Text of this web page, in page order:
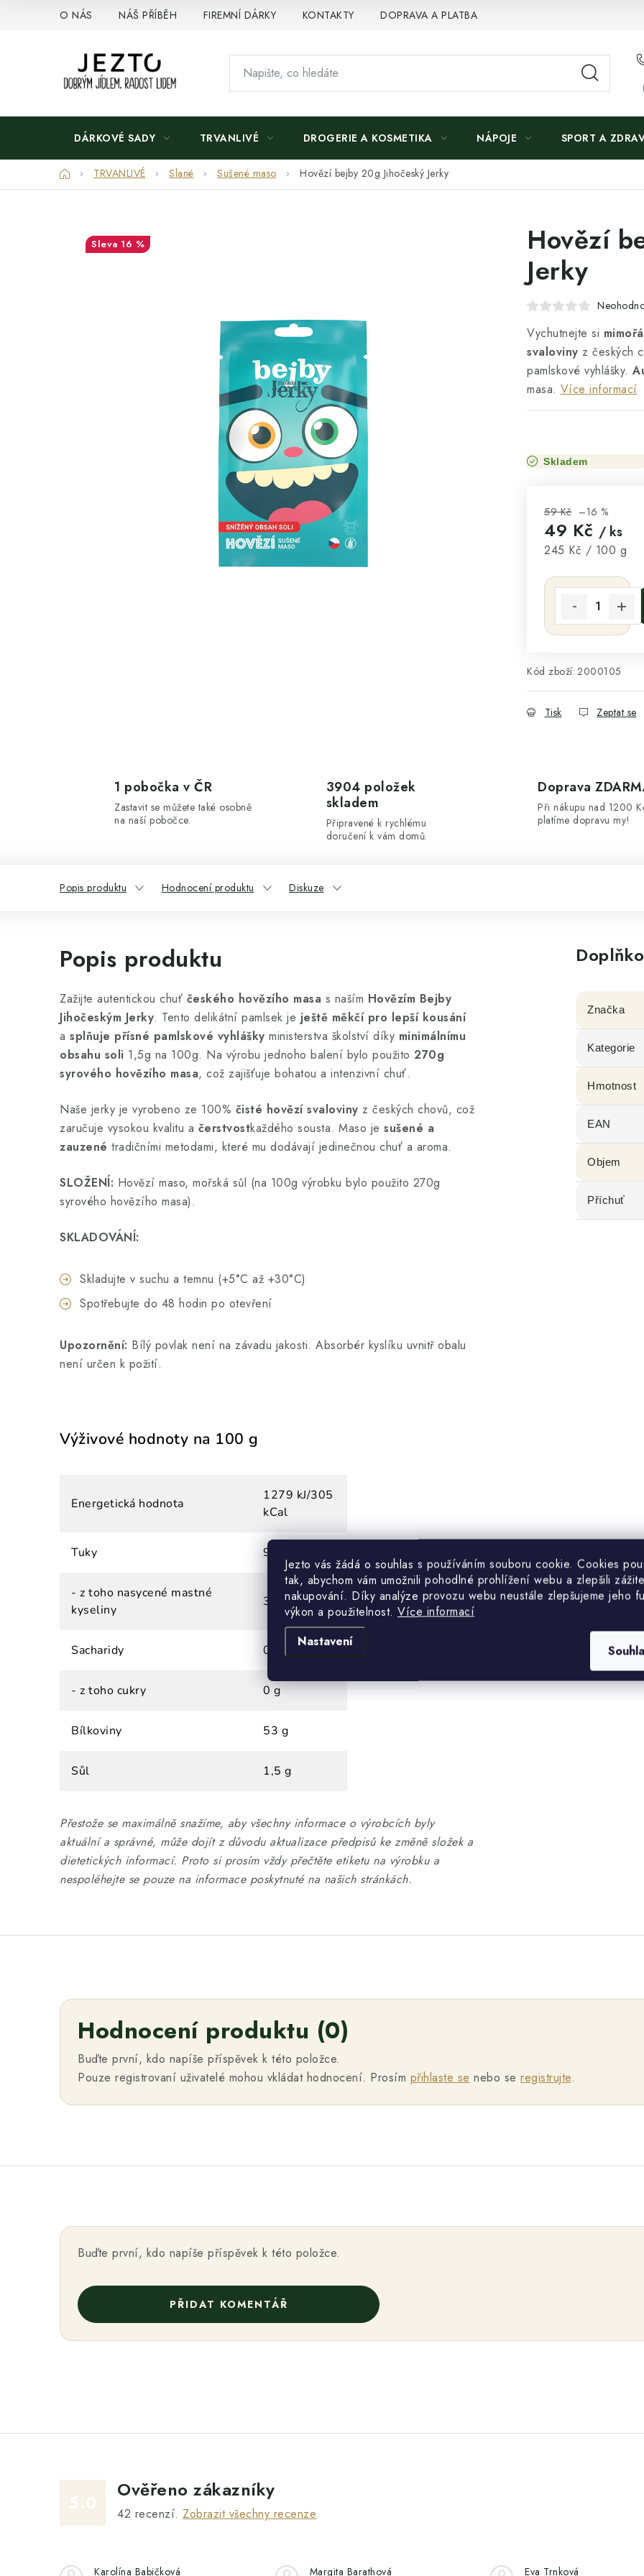
Jezto vás žádá o souhlas s používáním souboru cookie. Cookies
tak, abychom vám umožnili pohodlné prohlížení webu a zlepšili
nakupování. Díky analýze provozu webu neustále zlepšujeme jeho
výkon a použitelnost. Více informací
Nastavení
O NÁS NÁŠ PŘÍBĚH FIREMNÍ DÁRKY KONTAKTY DOPRAVA A PLATBA
DÁRKOVÉ SADY TRVANLIVÉ DROGERIE A KOSMETIKA NÁPOJE SPORT A
DomůTRVANLIVÉ Slané Sušené maso Hovězí bejby 20g Jihočeský Jerky
Hovězí
Jerky
Vychutnejte si
svaloviny z českých
pamlskové vyhlášky.
masa. Více informací
Skladem
59 Kč –16 %
49 Kč / ks
Měrná cena:
245 Kč / 100 g
Kód zboží: 2000105
Tisk Zeptat se
16 %
1 pobočka v ČR
Zastavit se můžete také osobně
na naší pobočce.
3904 položek
skladem
Připravené k rychlému
doručení k vám domů.
Doprava
Při nákupu nad 1200
platíme dopravu my!
Popis produktu Hodnocení produktu Diskuze
Popis produktu
Zažijte autentickou chuť českého hovězího masa s naším Hovězím Bejby
Jihočeským Jerky. Tento delikátní pamlsek je ještě měkčí pro lepší kousání
a splňuje přísné pamlskové vyhlášky ministerstva školství díky minimálnímu
obsahu soli 1,5g na 100g. Na výrobu jednoho balení bylo použito 270g
syrového hovězího masa, což zajišťuje bohatou a intenzivní chuť.
Naše jerky je vyrobeno ze 100% čisté hovězí svaloviny z českých chovů, což
zaručuje vysokou kvalitu a čerstvostkaždého sousta. Maso je sušené a
zauzené tradičními metodami, které mu dodávají jedinečnou chuť a aroma.
SLOŽENÍ: Hovězí maso, mořská sůl (na 100g výrobku bylo použito 270g
syrového hovězího masa).
SKLADOVÁNÍ:
Skladujte v suchu a temnu (+5°C až +30°C)
Spotřebujte do 48 hodin po otevření
Upozornění: Bílý povlak není na závadu jakosti. Absorbér kyslíku uvnitř obalu
není určen k požití.
Výživové hodnoty na 100 g
Energetická hodnota
1279 kJ/305
kCal
Tuky 9,1 g
- z toho nasycené mastné
kyseliny
3,7 g
Sacharidy 0 g
- z toho cukry 0 g
Bílkoviny 53 g
Sůl 1,5 g
Přestože se maximálně snažíme, aby všechny informace o výrobcích byly
aktuální a správné, může dojít z důvodu aktualizace předpisů ke změně složek a
dietetických informací. Proto si prosím vždy přečtěte etiketu na výrobku a
nespoléhejte se pouze na informace poskytnuté na našich stránkách.
Značka
Kategorie
Hmotnost
EAN
Objem
Příchuť
Hodnocení produktu (0)
Buďte první, kdo napíše příspěvek k této položce.
Pouze registrovaní uživatelé mohou vkládat hodnocení. Prosím přihlaste se nebo se registrujte.
Buďte první, kdo napíše příspěvek k této položce.
PŘIDAT KOMENTÁŘ
Ověřeno zákazníky
42 recenzí. Zobrazit všechny recenze
Karolína Babičková Margita Barathová Eva Trnková